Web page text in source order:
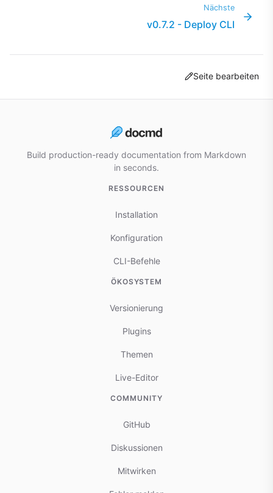
Nächste
v0.7.2 - Deploy CLI
Seite bearbeiten
Build production-ready documentation from Markdown
in seconds.
RESSOURCEN
Installation
Konfiguration
CLI-Befehle
ÖKOSYSTEM
Versionierung
Plugins
Themen
Live-Editor
COMMUNITY
GitHub
Diskussionen
Mitwirken